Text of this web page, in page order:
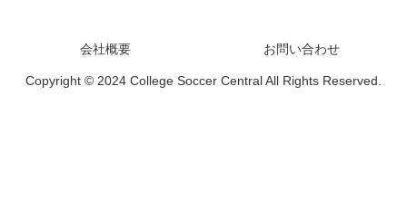
会社概要 お問い合わせ
Copyright © 2024 College Soccer Central All Rights Reserved.